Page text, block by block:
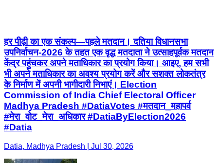
हर पीढ़ी का एक संकल्प—पहले मतदान। दतिया विधानसभा
उपनिर्वाचन-2026 के तहत एक वृद्ध मतदाता ने उत्साहपूर्वक मतदान
केंद्र पहुंचकर अपने मताधिकार का प्रयोग किया। आइए, हम सभी
भी अपने मताधिकार का अवश्य प्रयोग करें और सशक्त लोकतंत्र
के निर्माण में अपनी भागीदारी निभाएं। Election
Commission of India Chief Electoral Officer
Madhya Pradesh #DatiaVotes #मतदान_महापर्व
#मेरा_वोट_मेरा_अधिकार #DatiaByElection2026
#Datia
Datia, Madhya Pradesh | Jul 30, 2026